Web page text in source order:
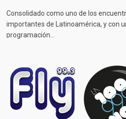
Consolidado como uno de los
importantes de Latinoamérica, y con
programación…